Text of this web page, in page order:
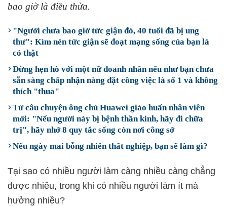
bao giờ là điều thừa.
"Người chưa bao giờ tức giận đó, 40 tuổi đã bị ung
thư": Kìm nén tức giận sẽ đoạt mạng sống của bạn là
có thật
Đừng hẹn hò với một nữ doanh nhân nếu như bạn chưa
sẵn sàng chấp nhận nàng đặt công việc là số 1 và không
thích "thua"
Từ câu chuyện ông chủ Huawei giáo huấn nhân viên
mới: "Nếu người này bị bệnh thần kinh, hãy đi chữa
trị", hãy nhớ 8 quy tắc sống còn nơi công sở
Nếu ngày mai bỗng nhiên thất nghiệp, bạn sẽ làm gì?
Tại sao có nhiều người làm càng nhiều càng chẳng
được nhiêu, trong khi có nhiều người làm ít mà
hưởng nhiều?